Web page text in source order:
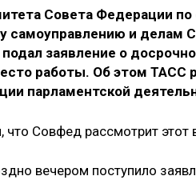
Совета Федерации
самоуправлению и делам
подал заявление о
работы. Об этом ТАСС
парламентской
что Совфед рассмотрит
вечером поступило